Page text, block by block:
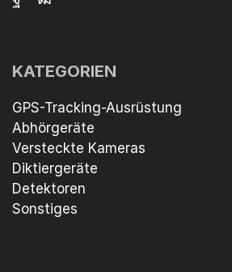
KATEGORIEN
GPS-Tracking-Ausrüstung
Abhörgeräte
Versteckte Kameras
Diktiergeräte
Detektoren
Sonstiges